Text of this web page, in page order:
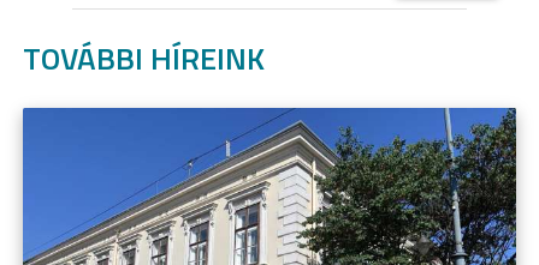
TOVÁBBI HÍREINK